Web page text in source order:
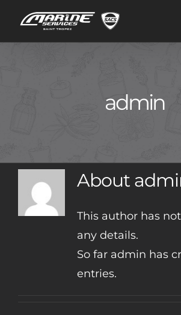
admin
About
This author has
any details.
So far admin has
entries.